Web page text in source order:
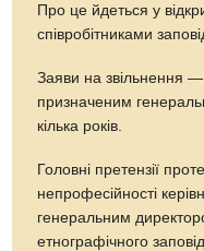
Про це йдеться у
співробітниками
Заяви на звільнення
призначеним
кілька років.
Головні претензії
непрофесійності
генеральним
етнографічного